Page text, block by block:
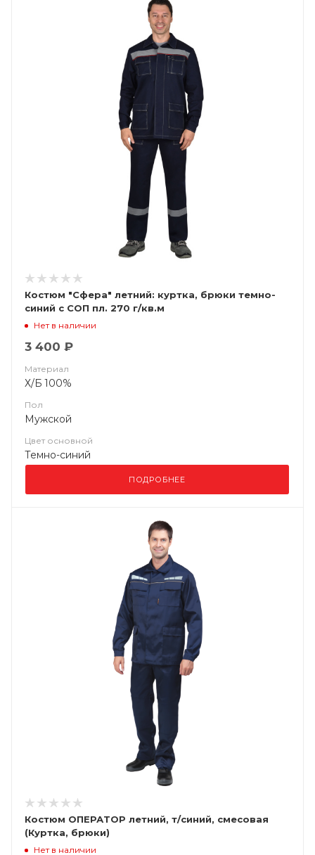
Костюм "Сфера" летний: куртка, брюки темно-
синий с СОП пл. 270 г/кв.м
Нет в наличии
3 400 ₽
Материал
Х/Б 100%
Пол
Мужской
Цвет основной
Темно-синий
ПОДРОБНЕЕ
Костюм ОПЕРАТОР летний, т/синий, смесовая
(Куртка, брюки)
Нет в наличии